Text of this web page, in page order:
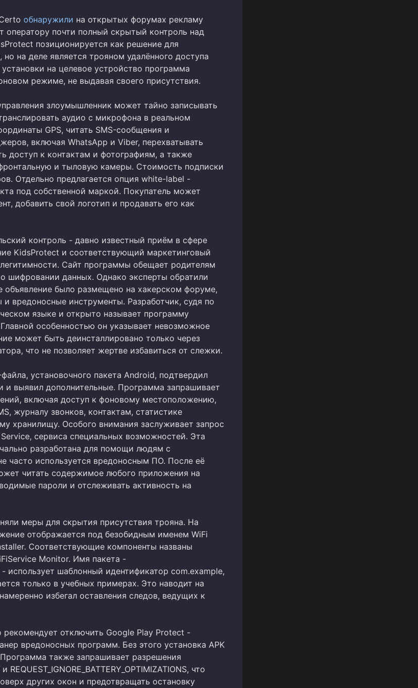
обнаружили на открытых форумах рекламу
оператору почти полный скрытый контроль над
позиционируется как решение для
но на деле является трояном удалённого доступа
на целевое устройство программа
режиме, не выдавая своего присутствия.
злоумышленник может тайно записывать
аудио с микрофона в реальном
GPS, читать SMS-сообщения и
включая WhatsApp и Viber, перехватывать
доступ к контактам и фотографиям, а также
и тыловую камеры. Стоимость подписки
Отдельно предлагается опция white-label -
под собственной маркой. Покупатель может
добавить свой логотип и продавать его как
контроль - давно известный приём в сфере
KidsProtect и соответствующий маркетинговый
Сайт программы обещает родителям
шифровании данных. Однако эксперты обратили
объявление было размещено на хакерском форуме,
вредоносные инструменты. Разработчик, судя по
языке и открыто называет программу
особенностью он указывает невозможное
может быть деинсталлировано только через
что не позволяет жертве избавиться от слежки.
установочного пакета Android, подтвердил
и выявил дополнительные. Программа запрашивает
включая доступ к фоновому местоположению,
журналу звонков, контактам, статистике
хранилищу. Особого внимания заслуживает запрос
сервиса специальных возможностей. Эта
разработана для помощи людям с
часто используется вредоносным ПО. После её
читать содержимое любого приложения на
пароли и отслеживать активность на
меры для скрытия присутствия трояна. На
отображается под безобидным именем WiFi
Соответствующие компоненты названы
Monitor. Имя пакета -
использует шаблонный идентификатор com.example,
только в учебных примерах. Это наводит на
избегал оставления следов, ведущих к
отключить Google Play Protect -
вредоносных программ. Без этого установка APK
также запрашивает разрешения
REQUEST_IGNORE_BATTERY_OPTIMIZATIONS, что
других окон и предотвращать остановку